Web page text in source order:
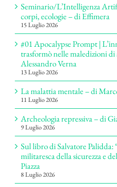
Seminario/L’Intelligenza
corpi, ecologie – di Effimera
15 Luglio 2026
#01 Apocalypse Prompt |
trasformò nelle maledizioni
Alessandro Verna
13 Luglio 2026
La malattia mentale – di
11 Luglio 2026
Archeologia repressiva – di
9 Luglio 2026
Sul libro di Salvatore
militaresca della sicurezza e
Piazza
8 Luglio 2026